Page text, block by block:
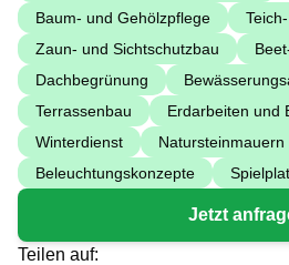
Baum- und Gehölzpflege
Zaun- und Sichtschutzbau
Dachbegrünung
Terrassenbau
Erdarbeiten und
Winterdienst
Beleuchtungskonzepte
Jetzt
Teilen auf: